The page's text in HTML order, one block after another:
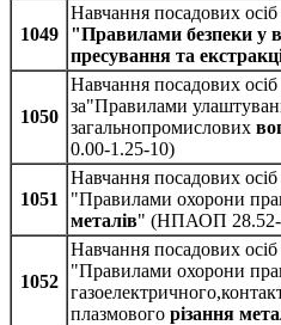
1049
Навчання посадових осіб
"Правилами безпеки у
пресування та
1050
Навчання посадових осіб
за"Правилами
загальнопромислових
0.00-1.25-10)
1051
Навчання посадових осіб
"Правилами охорони
металів" (НПАОП 28.52-
1052
Навчання посадових осіб
"Правилами охорони
плазмового різання